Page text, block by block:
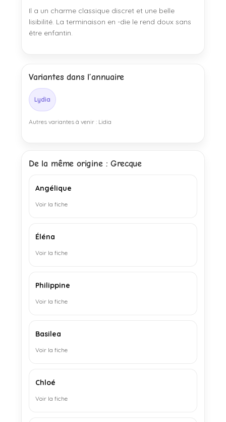
Il a un charme classique discret et une belle
lisibilité. La terminaison en -die le rend doux sans
être enfantin.
Variantes dans l’annuaire
Lydia
Autres variantes à venir : Lidia
De la même origine : Grecque
Angélique
Voir la fiche
Éléna
Voir la fiche
Philippine
Voir la fiche
Basilea
Voir la fiche
Chloé
Voir la fiche